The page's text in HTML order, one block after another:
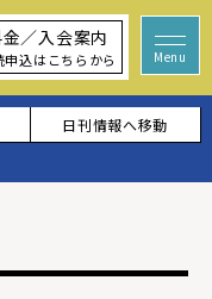
／入会案内
申込はこちらから
日刊情報へ移動